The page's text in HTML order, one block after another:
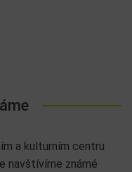
a kulturním centru
navštívíme známé